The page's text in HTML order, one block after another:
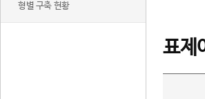
형별 구축 현황
표제